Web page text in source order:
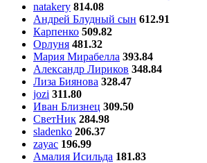
natakery 814.08
Андрей Блудный сын 612.91
Карпенко 509.82
Орлуня 481.32
Мария Мирабелла 393.84
Александр Лириков 348.84
Лиза Биянова 328.47
jozi 311.80
Иван Близнец 309.50
СветНик 284.98
sladenko 206.37
zayac 196.99
Амалия Исильда 181.83